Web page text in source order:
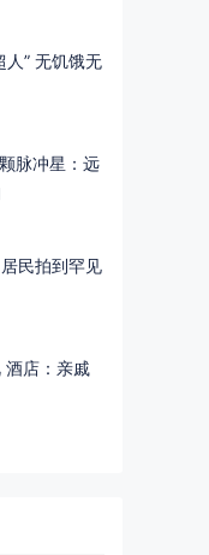
人” 无饥饿无
脉冲星：远
民拍到罕见
酒店：亲戚